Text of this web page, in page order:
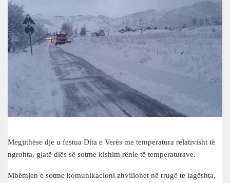
Megjithëse dje u festua Dita e Verës me temperatura relativisht të
ngrohta, gjatë diës së sotme kishim rënie të temperaturave.
Mbëmjen e sotme komunikacioni zhvillohet në rrugë te lagështa,